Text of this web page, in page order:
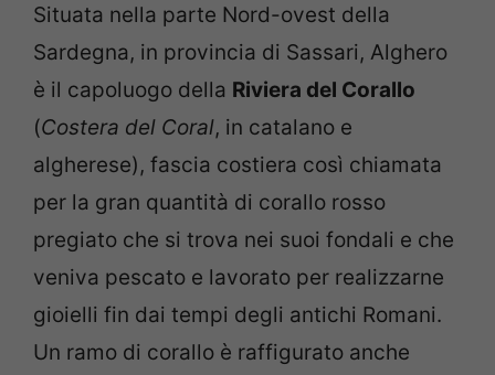
Situata nella parte Nord-ovest della
Sardegna, in provincia di Sassari, Alghero
è il capoluogo della Riviera del Corallo
(Costera del Coral, in catalano e
algherese), fascia costiera così chiamata
per la gran quantità di corallo rosso
pregiato che si trova nei suoi fondali e che
veniva pescato e lavorato per realizzarne
gioielli fin dai tempi degli antichi Romani.
Un ramo di corallo è raffigurato anche